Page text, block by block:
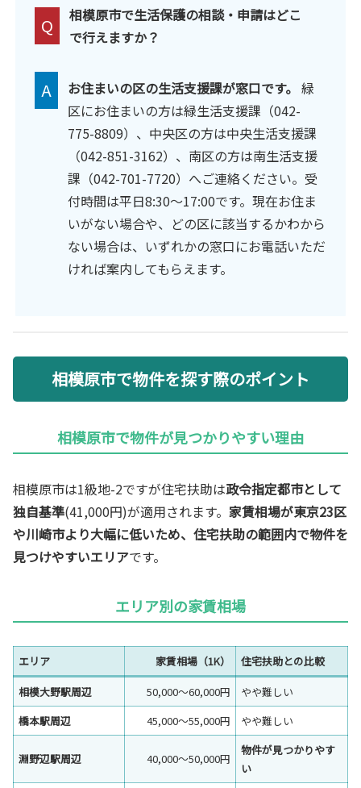
Q
相模原市で生活保護の相談・申請はどこ
で行えますか？
A お住まいの区の生活支援課が窓口です。 緑
区にお住まいの方は緑生活支援課（042-
775-8809）、中央区の方は中央生活支援課
（042-851-3162）、南区の方は南生活支援
課（042-701-7720）へご連絡ください。受
付時間は平日8:30〜17:00です。現在お住ま
いがない場合や、どの区に該当するかわから
ない場合は、いずれかの窓口にお電話いただ
ければ案内してもらえます。
相模原市で物件を探す際のポイント
相模原市で物件が見つかりやすい理由
相模原市は1級地-2ですが住宅扶助は政令指定都市として
独自基準(41,000円)が適用されます。 家賃相場が東京23区
や川崎市より大幅に低いため、住宅扶助の範囲内で物件を
見つけやすいエリアです。
エリア別の家賃相場
エリア 家賃相場（1K）
住宅扶助との比較
相模大野駅周辺
50,000〜60,000円
やや難しい
橋本駅周辺
45,000〜55,000円 やや難しい
淵野辺駅周辺 40,000〜50,000円
物件が見つかりやす
い